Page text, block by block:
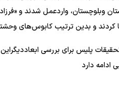
وبلوچستان، واردعمل شدند و
کردند و بدین ترتیب کابوس‌های
پلیس برای بررسی
ادامه دارد